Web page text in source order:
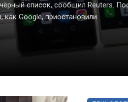
список, сообщил Reuters.
как Google, приостановили